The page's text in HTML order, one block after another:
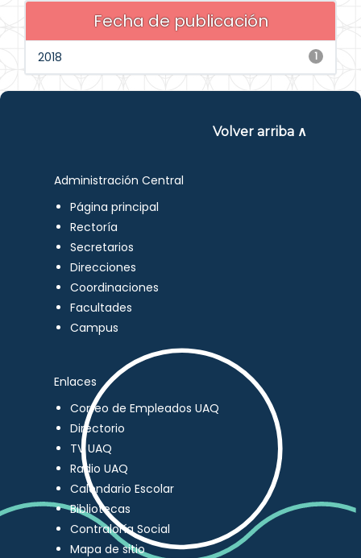
Fecha de publicación
1
2018
Volver arriba ∧
Administración Central
Página principal
Rectoría
Secretarios
Direcciones
Coordinaciones
Facultades
Campus
Enlaces
Correo de Empleados UAQ
Directorio
TV UAQ
Radio UAQ
Calendario Escolar
Bibliotecas
Contraloría Social
Mapa de sitio